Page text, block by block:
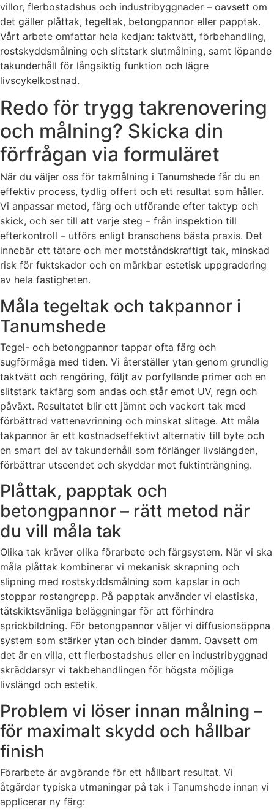
villor, flerbostadshus och industribyggnader – oavsett om
det gäller plåttak, tegeltak, betongpannor eller papptak.
Vårt arbete omfattar hela kedjan: taktvätt, förbehandling,
rostskyddsmålning och slitstark slutmålning, samt löpande
takunderhåll för långsiktig funktion och lägre
livscykelkostnad.
Redo för trygg takrenovering
och målning? Skicka din
förfrågan via formuläret
När du väljer oss för takmålning i Tanumshede får du en
effektiv process, tydlig offert och ett resultat som håller.
Vi anpassar metod, färg och utförande efter taktyp och
skick, och ser till att varje steg – från inspektion till
efterkontroll – utförs enligt branschens bästa praxis. Det
innebär ett tätare och mer motståndskraftigt tak, minskad
risk för fuktskador och en märkbar estetisk uppgradering
av hela fastigheten.
Måla tegeltak och takpannor i
Tanumshede
Tegel- och betongpannor tappar ofta färg och
sugförmåga med tiden. Vi återställer ytan genom grundlig
taktvätt och rengöring, följt av porfyllande primer och en
slitstark takfärg som andas och står emot UV, regn och
påväxt. Resultatet blir ett jämnt och vackert tak med
förbättrad vattenavrinning och minskat slitage. Att måla
takpannor är ett kostnadseffektivt alternativ till byte och
en smart del av takunderhåll som förlänger livslängden,
förbättrar utseendet och skyddar mot fuktinträngning.
Plåttak, papptak och
betongpannor – rätt metod när
du vill måla tak
Olika tak kräver olika förarbete och färgsystem. När vi ska
måla plåttak kombinerar vi mekanisk skrapning och
slipning med rostskyddsmålning som kapslar in och
stoppar rostangrepp. På papptak använder vi elastiska,
tätskiktsvänliga beläggningar för att förhindra
sprickbildning. För betongpannor väljer vi diffusionsöppna
system som stärker ytan och binder damm. Oavsett om
det är en villa, ett flerbostadshus eller en industribyggnad
skräddarsyr vi takbehandlingen för högsta möjliga
livslängd och estetik.
Problem vi löser innan målning –
för maximalt skydd och hållbar
finish
Förarbete är avgörande för ett hållbart resultat. Vi
åtgärdar typiska utmaningar på tak i Tanumshede innan vi
applicerar ny färg: